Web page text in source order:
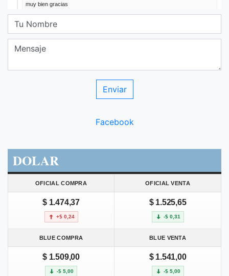
Facebook
DOLAR
OFICIAL COMPRA OFICIAL VENTA
$ 1.474,37
+$ 0,24
$ 1.525,65
-$ 0,31
BLUE COMPRA BLUE VENTA
$ 1.509,00
-$ 5,00
$ 1.541,00
-$ 5,00